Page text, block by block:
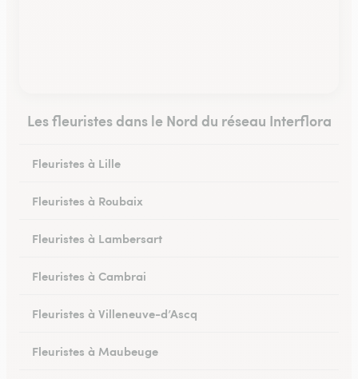
Les fleuristes dans le Nord du réseau Interflora
Fleuristes à Lille
Fleuristes à Roubaix
Fleuristes à Lambersart
Fleuristes à Cambrai
Fleuristes à Villeneuve-d’Ascq
Fleuristes à Maubeuge